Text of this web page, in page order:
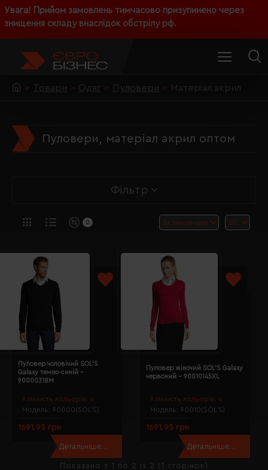
Увага! Прийом замовлень тимчасово призупинено через
знищення складу внаслідок обстрілу рф.
Товари Одяг Пуловери Матеріал акрил
Пуловери, матеріал акрил оптом
Фільтр
0
Кількість кольорів: 4
Модель: 90000(SOL’S)
Пуловер чоловічий SOL'S
Galaxy темно-синій -
90000318M
1691.95 грн
Детальніше...
Кількість кольорів: 4
Модель: 90010(SOL’S)
Пуловер жіночий SOL'S Galaxy
червоний - 90010145XL
1691.95 грн
Детальніше...
Показано з 1 по 2 із 2 (1 сторінок)